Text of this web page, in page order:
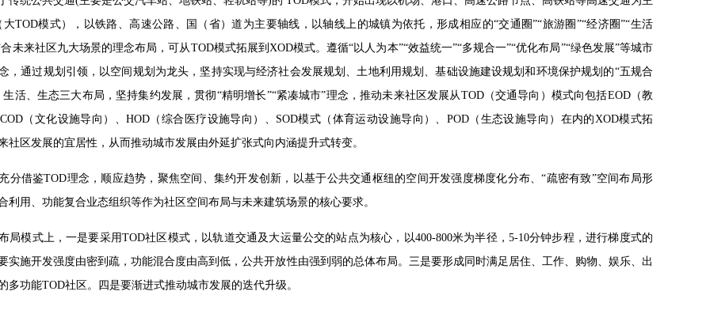
TOD模式），以铁路、高速公路、国（省）道为主要轴线，以轴线上的城镇为依托，形成相应的“交通圈”“旅游圈”“经济圈”“生活
合未来社区九大场景的理念布局，可从TOD模式拓展到XOD模式。遵循“以人为本”“效益统一”“多规合一”“优化布局”“绿色发展”等城市
，通过规划引领，以空间规划为龙头，坚持实现与经济社会发展规划、土地利用规划、基础设施建设规划和环境保护规划的“五规合
生活、生态三大布局，坚持集约发展，贯彻“精明增长”“紧凑城市”理念，推动未来社区发展从TOD（交通导向）模式向包括EOD（教
（文化设施导向）、HOD（综合医疗设施导向）、SOD模式（体育运动设施导向）、POD（生态设施导向）在内的XOD模式拓
社区发展的宜居性，从而推动城市发展由外延扩张式向内涵提升式转变。
分借鉴TOD理念，顺应趋势，聚焦空间、集约开发创新，以基于公共交通枢纽的空间开发强度梯度化分布、“疏密有致”空间布局形
利用、功能复合业态组织等作为社区空间布局与未来建筑场景的核心要求。
局模式上，一是要采用TOD社区模式，以轨道交通及大运量公交的站点为核心，以400-800米为半径，5-10分钟步程，进行梯度式的
实施开发强度由密到疏，功能混合度由高到低，公共开放性由强到弱的总体布局。三是要形成同时满足居住、工作、购物、娱乐、出
多功能TOD社区。四是要渐进式推动城市发展的迭代升级。